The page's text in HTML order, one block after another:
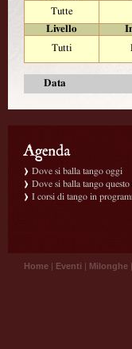
Tutte
Livello
Tutti
Data
Dove si balla tango oggi
Dove si balla tango questo
I corsi di tango in
Home | Eventi | Milonghe |